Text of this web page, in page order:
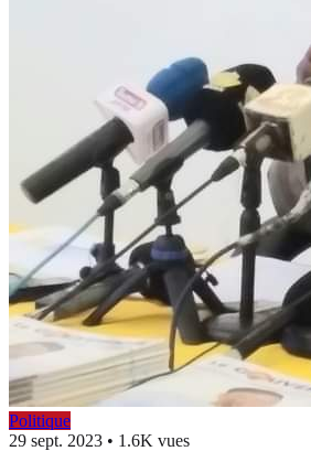
Politique
29 sept. 2023 • 1.6K vues